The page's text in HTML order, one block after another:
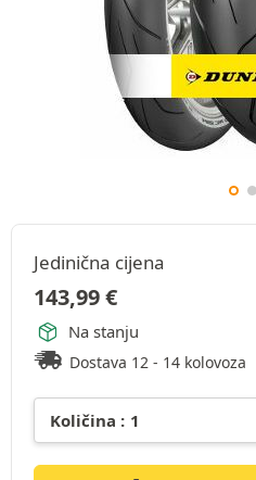
Jedinična cijena
143,99€
Na stanju
Dostava 12 - 14 kolovoza